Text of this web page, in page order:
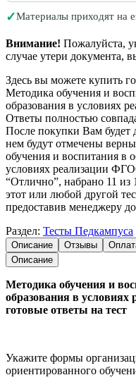
✓Материалы приходят на
Внимание! Пожалуйста,
случае утери документа,
Здесь вы можете купить
Методика обучения и
образования в условиях
Ответы полностью
После покупки Вам будет
нем будут отмечены
обучения и воспитания в
условиях реализации
“Отлично”, набрано 11 из
этот или любой другой
предоставив менеджеру
Раздел: Тесты Педкампуса
Описание Отзывы
Описание
Методика обучения и
образования в
готовые ответы на тест
Укажите формы
ориентированного